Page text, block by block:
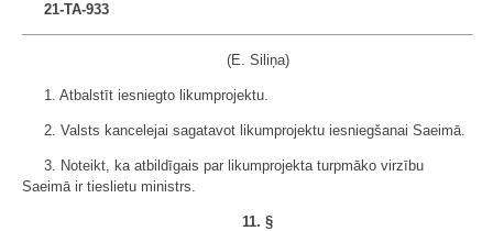
21-TA-933
(E. Siliņa)
1. Atbalstīt iesniegto likumprojektu.
2. Valsts kancelejai sagatavot likumprojektu iesniegšanai Saeimā.
3. Noteikt, ka atbildīgais par likumprojekta turpmāko virzību
Saeimā ir tieslietu ministrs.
11. §